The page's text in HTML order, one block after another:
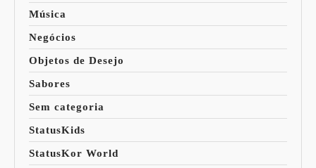
Música
Negócios
Objetos de Desejo
Sabores
Sem categoria
StatusKids
StatusKor World